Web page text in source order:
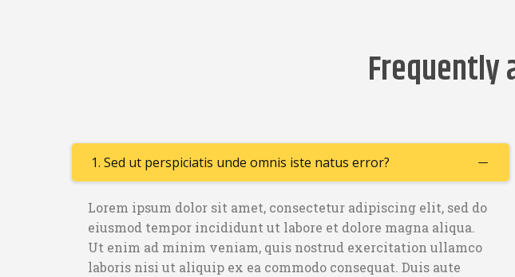
Frequently
1. Sed ut perspiciatis unde omnis iste natus error?
Lorem ipsum dolor sit amet, consectetur adipiscing elit, sed do
eiusmod tempor incididunt ut labore et dolore magna aliqua.
Ut enim ad minim veniam, quis nostrud exercitation ullamco
laboris nisi ut aliquip ex ea commodo consequat. Duis aute